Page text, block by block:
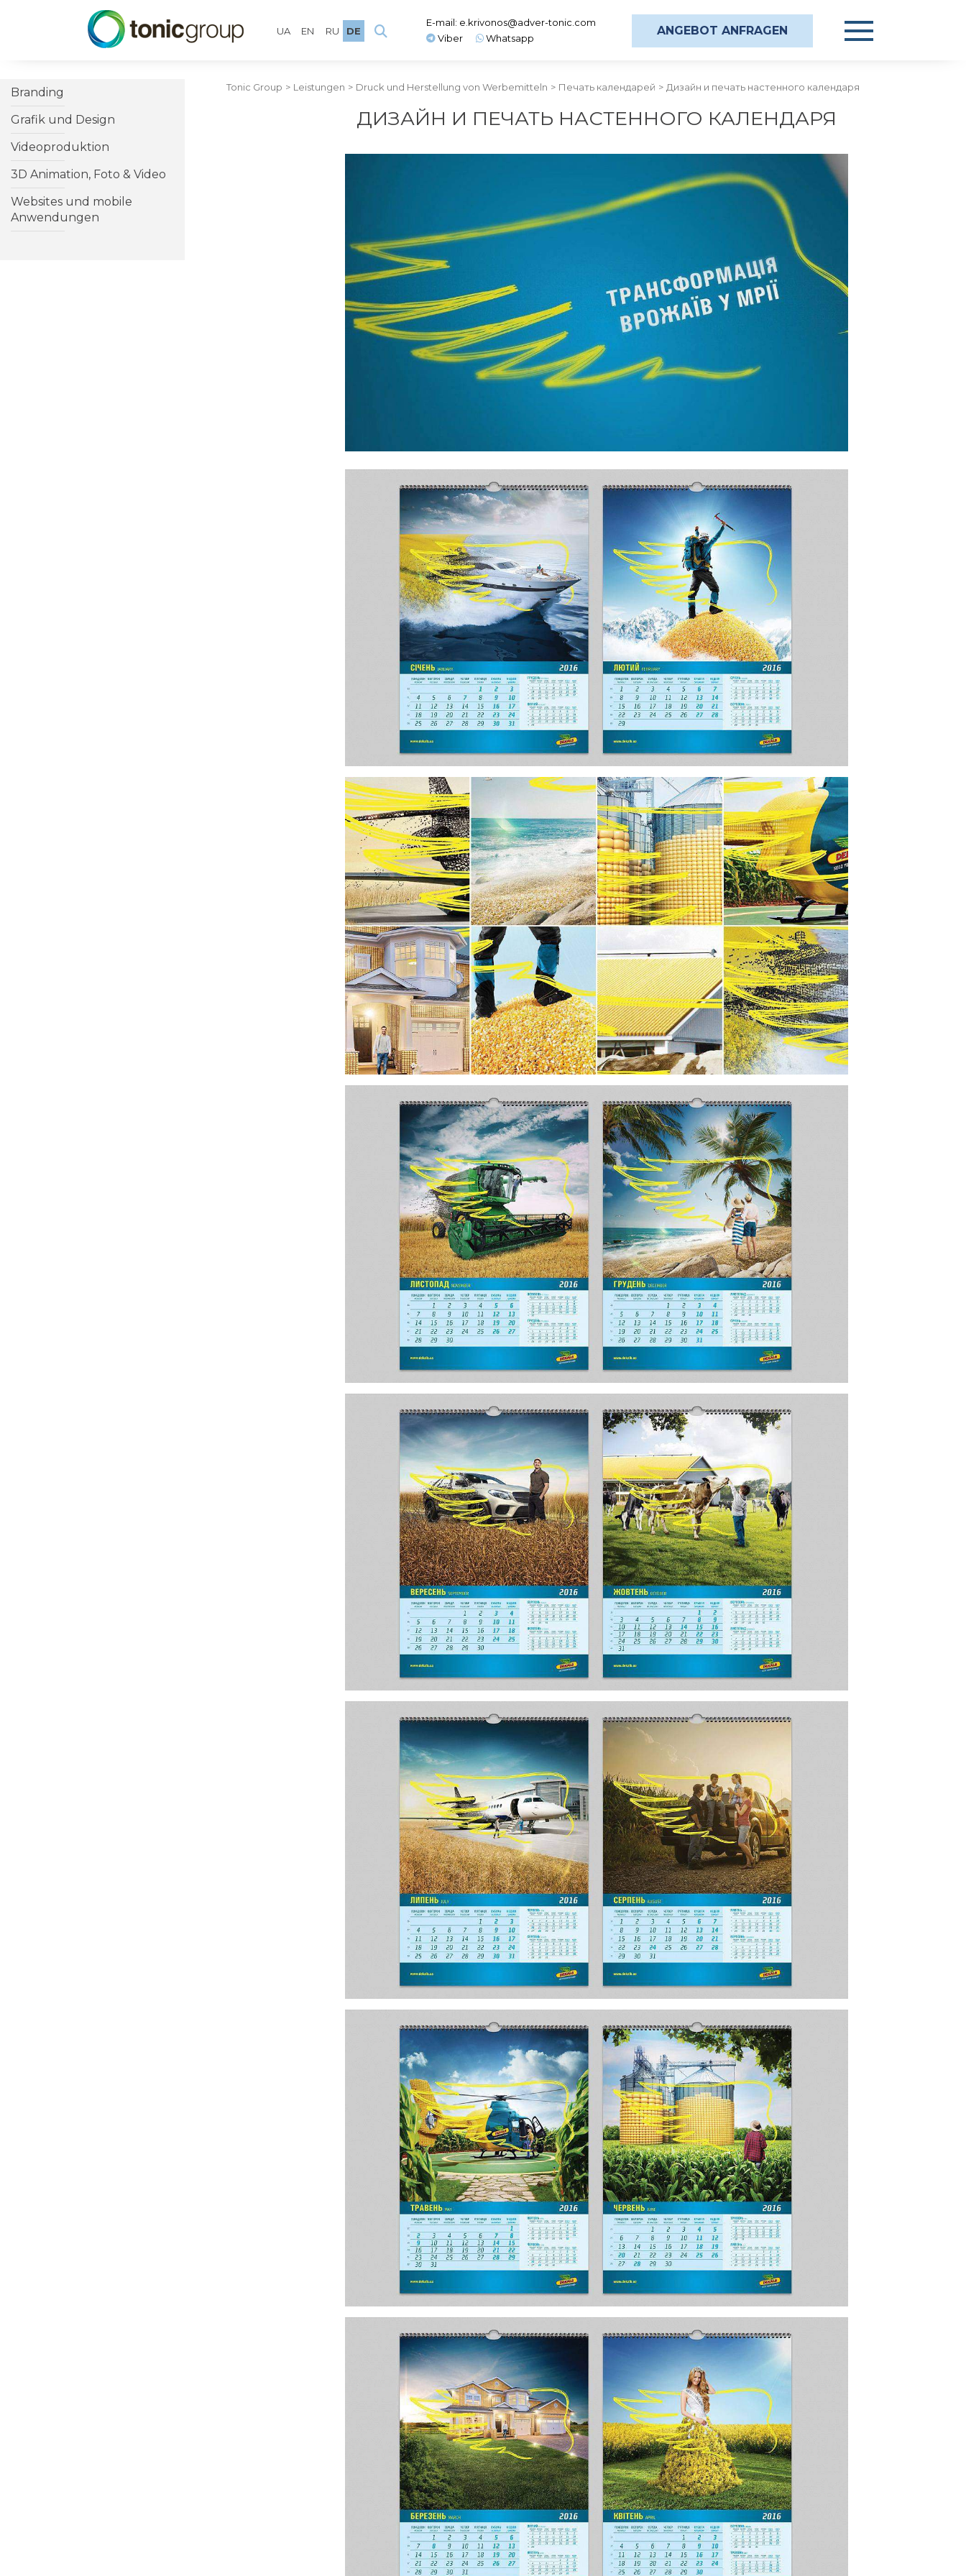
UA EN RU DE
E-mail: e.krivonos@adver-tonic.com
Viber
Whatsapp
ANGEBOT ANFRAGEN
Branding
Grafik und Design
Videoproduktion
3D Animation, Foto & Video
Websites und mobile
Anwendungen
Tonic Group > Leistungen > Druck und Herstellung von Werbemitteln > Печать календарей > Дизайн и печать настенного календаря
ДИЗАЙН И ПЕЧАТЬ НАСТЕННОГО КАЛЕНДАРЯ